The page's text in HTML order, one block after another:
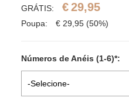
GRÁTIS: €29,95
Poupa: € 29,95 (50%)
Números de Anéis (1-6)*:
-Selecione-